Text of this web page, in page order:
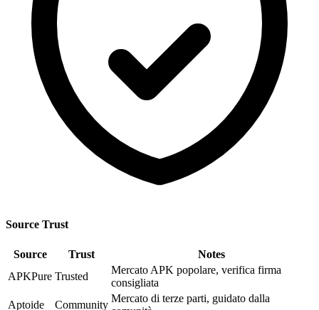
Source Trust
Source Trust
Notes
APKPure Trusted
Mercato APK popolare, verifica firma
consigliata
Aptoide
Community
Mercato di terze parti, guidato dalla